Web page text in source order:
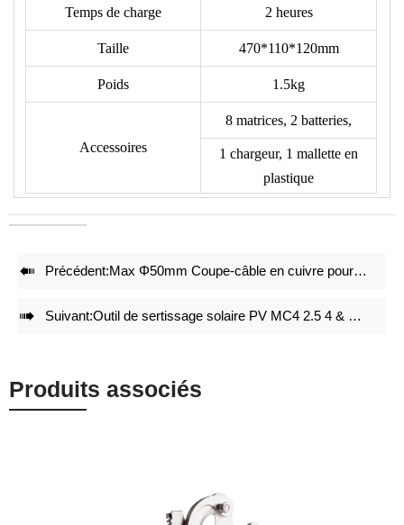
Temps de charge 2 heures
Taille 470*110*120mm
Poids 1.5kg
Accessoires
8 matrices, 2 batteries,
1 chargeur, 1 mallette en
plastique
- Bouton de rétraction manuelle
- Fonction de rétraction automatique
- Fonction d'arrêt rapide du moteur
- Moteur puissant
- Écran LED indiquant l'état de fonctionnement
- Éclairage LED blanc
## CARACTÉRISTIQUES
1. **La tête en forme de C‑permet de placer directement le
2. **Corps léger de type bâton‑pour une manipulation facile.
3. **Rétraction manuelle du vérin lorsque nécessaire.
5. **Arrêt rapide du moteur pour plus de sécurité lorsque
température et la capacité restante de la batterie.
8. **La LED blanche éclaire les zones de travail sombres.
 Précédent:Max Φ50mm Coupe-câble en cuivre pour batterie EC-50
 Suivant:Outil de sertissage solaire PV MC4 2.5 4 & 6mm² LY-2546B
Produits associés